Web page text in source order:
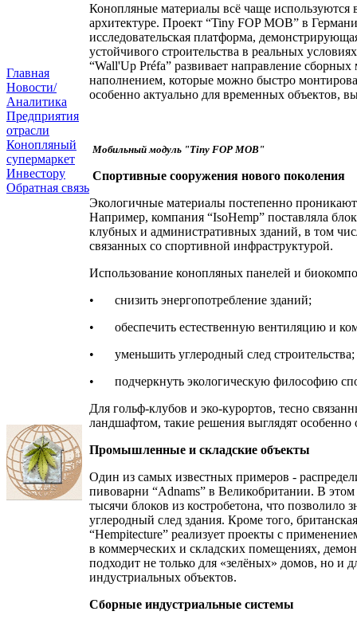
Главная
Новости/
Аналитика
Предприятия
отрасли
Конопляный
супермаркет
Инвестору
Обратная связь
Конопляные материалы всё чаще используются
архитектуре. Проект “Tiny FOP MOB” в
исследовательская платформа,
устойчивого строительства в реальных
“Wall'Up Préfa” развивает направление
наполнением, которые можно быстро
особенно актуально для временных объектов,
Мобильный модуль "Tiny FOP MOB"
Спортивные сооружения нового поколения
Экологичные материалы постепенно
Например, компания “IsoHemp” поставляла
клубных и административных зданий, в том
связанных со спортивной инфраструктурой.
Использование конопляных панелей и
•
снизить энергопотребление зданий;
•
обеспечить естественную вентиляцию и
•
уменьшить углеродный след строительства;
•
подчеркнуть экологическую философию
Для гольф-клубов и эко-курортов, тесно
ландшафтом, такие решения выглядят особенно
Промышленные и складские объекты
Один из самых известных примеров -
пивоварни “Adnams” в Великобритании. В
тысячи блоков из костробетона, что позволило
углеродный след здания. Кроме того,
“Hempitecture” реализует проекты с
в коммерческих и складских помещениях,
подходит не только для «зелёных» домов, но и
индустриальных объектов.
Сборные индустриальные системы